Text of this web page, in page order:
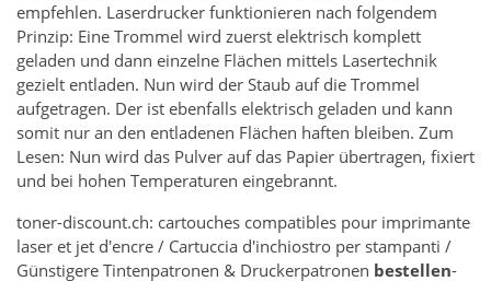
empfehlen. Laserdrucker funktionieren nach folgendem
Prinzip: Eine Trommel wird zuerst elektrisch komplett
geladen und dann einzelne Flächen mittels Lasertechnik
gezielt entladen. Nun wird der Staub auf die Trommel
aufgetragen. Der ist ebenfalls elektrisch geladen und kann
somit nur an den entladenen Flächen haften bleiben. Zum
Lesen: Nun wird das Pulver auf das Papier übertragen, fixiert
und bei hohen Temperaturen eingebrannt.
toner-discount.ch: cartouches compatibles pour imprimante
laser et jet d'encre / Cartuccia d'inchiostro per stampanti /
Günstigere Tintenpatronen & Druckerpatronen bestellen-